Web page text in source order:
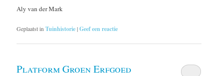
Aly van der Mark
Geplaatst in Tuinhistorie|Geef een reactie
Platform Groen Erfgoed